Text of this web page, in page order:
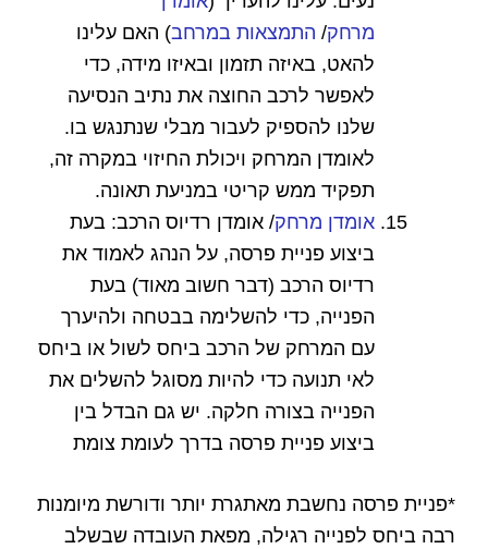
מרחק/ התמצאות במרחב) האם עלינו
להאט, באיזה תזמון ובאיזו מידה, כדי
לאפשר לרכב החוצה את נתיב הנסיעה
שלנו להספיק לעבור מבלי שנתנגש בו.
לאומדן המרחק ויכולת החיזוי במקרה זה,
תפקיד ממש קריטי במניעת תאונה.
אומדן מרחק/ אומדן רדיוס הרכב: בעת
ביצוע פניית פרסה, על הנהג לאמוד את
רדיוס הרכב (דבר חשוב מאוד) בעת
הפנייה, כדי להשלימה בבטחה ולהיערך
עם המרחק של הרכב ביחס לשול או ביחס
לאי תנועה כדי להיות מסוגל להשלים את
הפנייה בצורה חלקה. יש גם הבדל בין
ביצוע פניית פרסה בדרך לעומת צומת
*פניית פרסה נחשבת מאתגרת יותר ודורשת מיומנות
רבה ביחס לפנייה רגילה, מפאת העובדה שבשלב